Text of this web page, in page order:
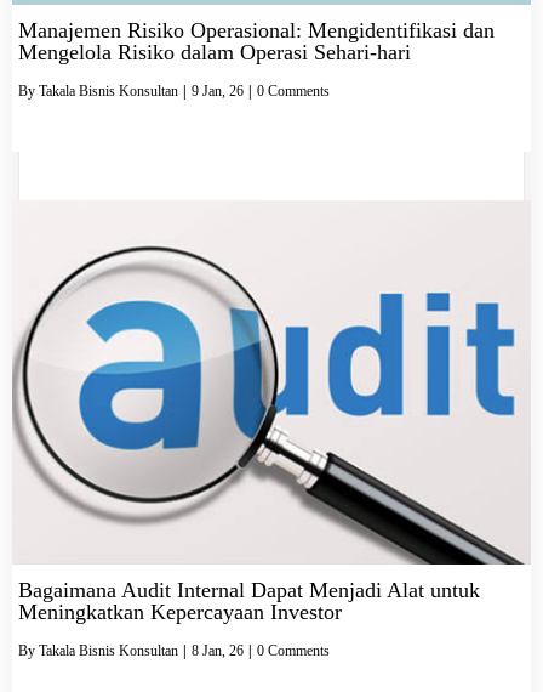
Manajemen Risiko Operasional: Mengidentifikasi dan
Mengelola Risiko dalam Operasi Sehari-hari
By Takala Bisnis Konsultan 9 Jan, 26 0 Comments
Bagaimana Audit Internal Dapat Menjadi Alat untuk
Meningkatkan Kepercayaan Investor
By Takala Bisnis Konsultan | 8 Jan, 26 | 0 Comments